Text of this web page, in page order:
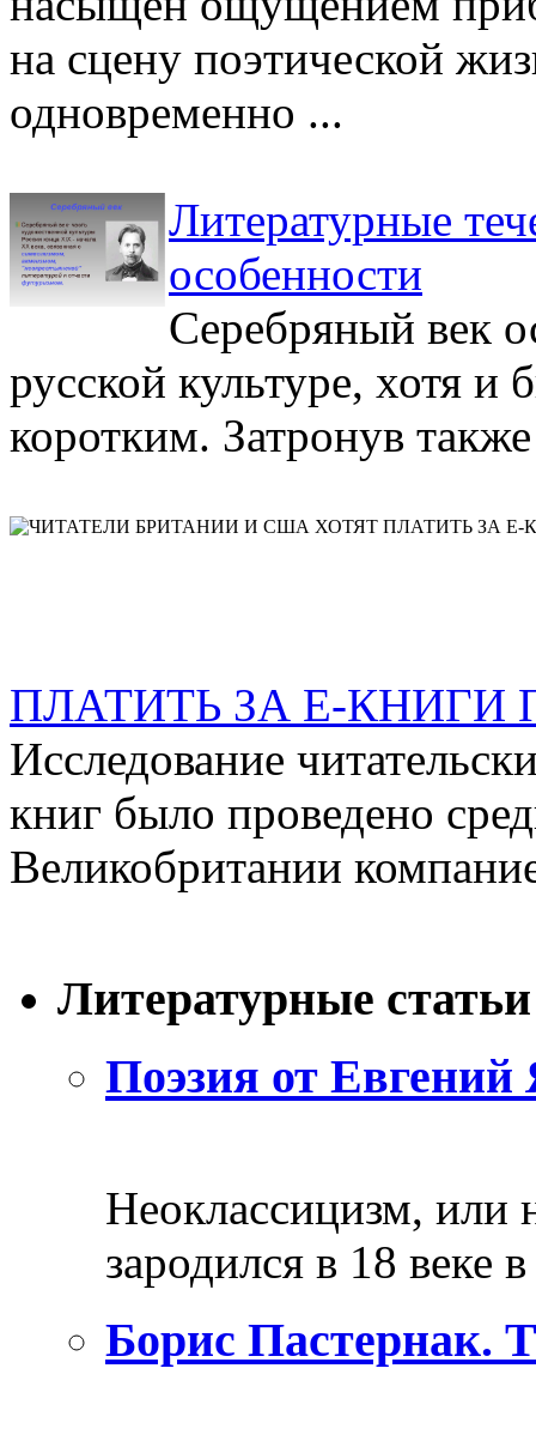
на сцену поэтической
одновременно ...
Литературные
особенности
Серебряный век
русской культуре, хотя
коротким. Затронув
ПЛАТИТЬ ЗА Е-
Исследование
книг было проведено
Великобритании
Литературные статьи
Поэзия от Евгений
Неоклассицизм, или
зародился в 18 веке
Борис Пастернак.